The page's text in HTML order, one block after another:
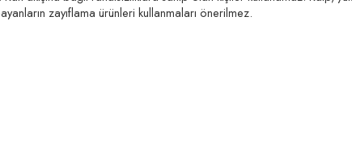
zayıflama ürünleri kullanmaları önerilmez.